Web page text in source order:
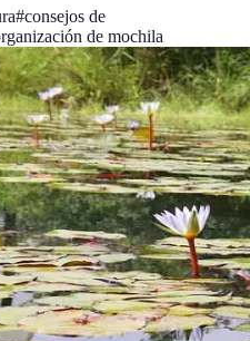
#consejos de
de mochila